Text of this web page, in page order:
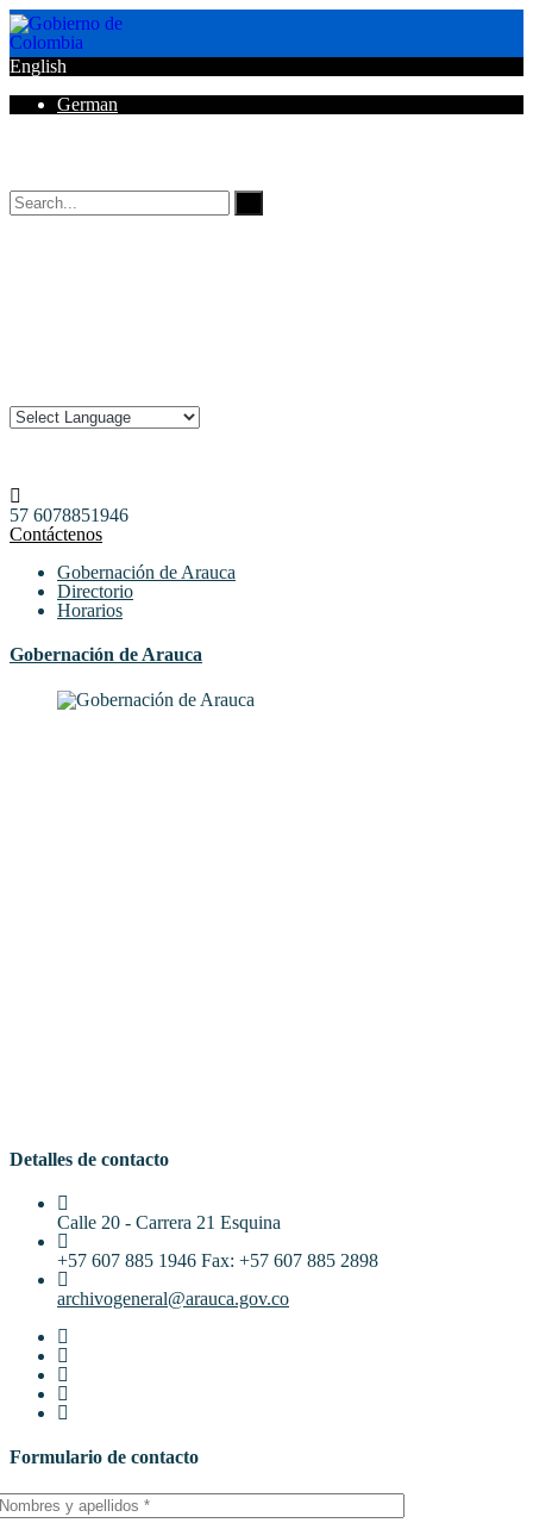
English
German
57 6078851946
Contáctenos
Gobernación de Arauca
Directorio
Horarios
Gobernación de Arauca
Detalles de contacto
Calle 20 - Carrera 21 Esquina
+57 607 885 1946 Fax: +57 607 885 2898
archivogeneral@arauca.gov.co
Formulario de contacto